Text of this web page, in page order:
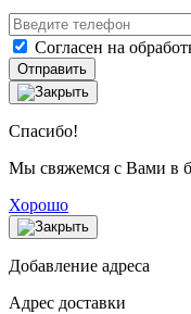
Согласен на
Отправить
Спасибо!
Мы свяжемся с Вами в
Хорошо
Добавление адреса
Адрес доставки